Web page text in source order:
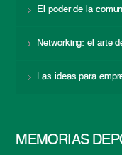
El poder de la
Networking: el arte
Las ideas para
MEMORIAS